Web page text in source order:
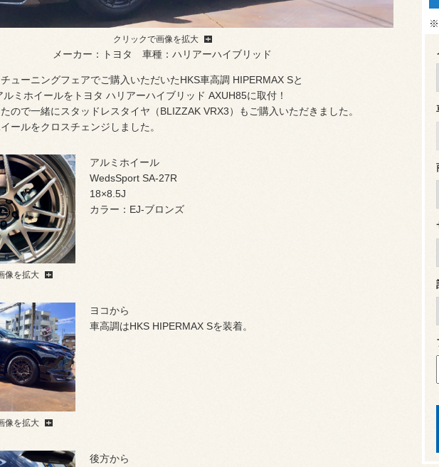
クリックで画像を拡大
メーカー：トヨタ 車種：ハリアーハイブリッド
ューニングフェアでご購入いただいたHKS車高調 HIPERMAX Sと
ミホイールをトヨタ ハリアーハイブリッド AXUH85に取付！
ので一緒にスタッドレスタイヤ（BLIZZAK VRX3）もご購入いただきました。
ールをクロスチェンジしました。
像を拡大
アルミホイール
WedsSport SA-27R
18×8.5J
カラー：EJ-ブロンズ
像を拡大
ヨコから
車高調はHKS HIPERMAX Sを装着。
後方から
※